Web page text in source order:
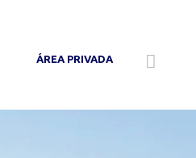
ÁREA PRIVADA